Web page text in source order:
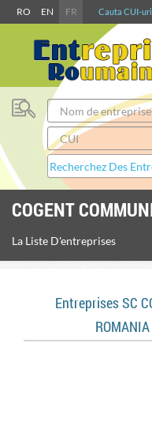
RO EN FR Cauta CUI-uri
COGENT
La Liste D'entreprises
Entreprises SC